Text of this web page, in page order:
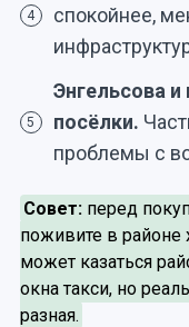
4
спокойнее,
5
Энгельсова
посёлки.
проблемы с
Совет: перед
поживите в
может казаться
окна такси, но
разная.